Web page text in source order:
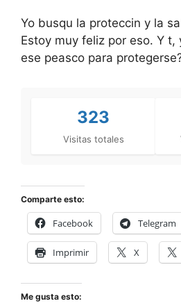
Yo busqu la proteccin y la
Estoy muy feliz por eso. Y t,
ese peasco para
323
Visitas totales
Comparte esto:
Facebook Telegram
Imprimir X
Me gusta esto: